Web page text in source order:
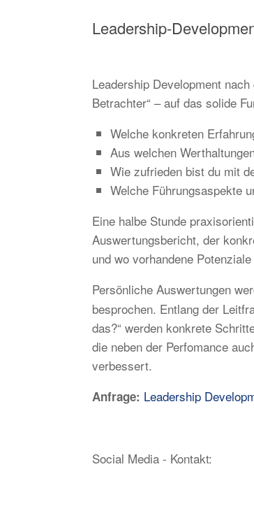
Leadership-
Leadership Development nach
Betrachter“ – auf das solide
Welche konkreten
Aus welchen
Wie zufrieden bist du mit
Welche Führungsaspekte
Eine halbe Stunde
Auswertungsbericht, der
und wo vorhandene
Persönliche Auswertungen
besprochen. Entlang der
das?“ werden konkrete
die neben der Perfomance
verbessert.
Anfrage: Leadership
Social Media - Kontakt: